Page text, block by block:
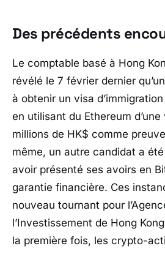
Des précédents
Le comptable basé à Hong
révélé le 7 février dernier
à obtenir un visa
en utilisant du Ethereum
millions de HK$ comme
même, un autre candidat a
avoir présenté ses avoirs en
garantie financière. Ces
nouveau tournant pour
l’Investissement de Hong
la première fois, les crypto-